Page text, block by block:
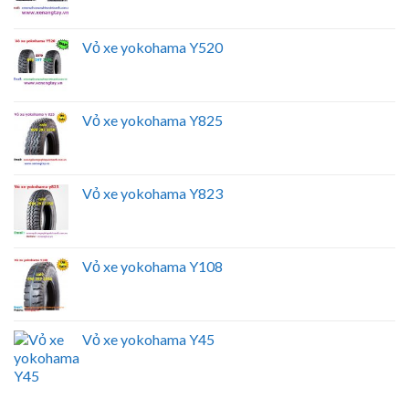
Vỏ xe yokohama Y520
Vỏ xe yokohama Y825
Vỏ xe yokohama Y823
Vỏ xe yokohama Y108
Vỏ xe yokohama Y45